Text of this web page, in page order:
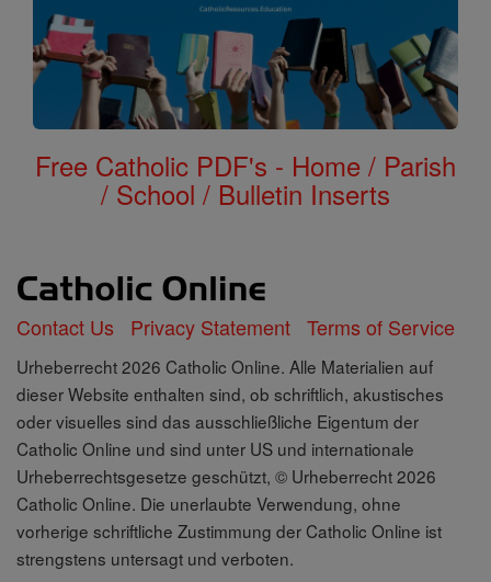
Free Catholic PDF's - Home / Parish
/ School / Bulletin Inserts
Contact Us Privacy Statement Terms of Service
Urheberrecht 2026 Catholic Online. Alle Materialien auf
dieser Website enthalten sind, ob schriftlich, akustisches
oder visuelles sind das ausschließliche Eigentum der
Catholic Online und sind unter US und internationale
Urheberrechtsgesetze geschützt, © Urheberrecht 2026
Catholic Online. Die unerlaubte Verwendung, ohne
vorherige schriftliche Zustimmung der Catholic Online ist
strengstens untersagt und verboten.